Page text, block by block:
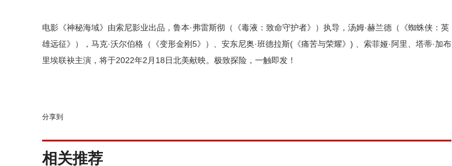
电影《神秘海域》由索尼影业出品，鲁本·弗雷斯彻（《毒液：致命守护者》）执导，汤姆·赫兰德（《蜘蛛侠：英
雄远征》），马克·沃尔伯格（《变形金刚5》）、安东尼奥·班德拉斯(《痛苦与荣耀》) 、索菲娅·阿里、塔蒂·加布
里埃联袂主演，将于2022年2月18日北美献映。极致探险，一触即发！
分享到
相关推荐